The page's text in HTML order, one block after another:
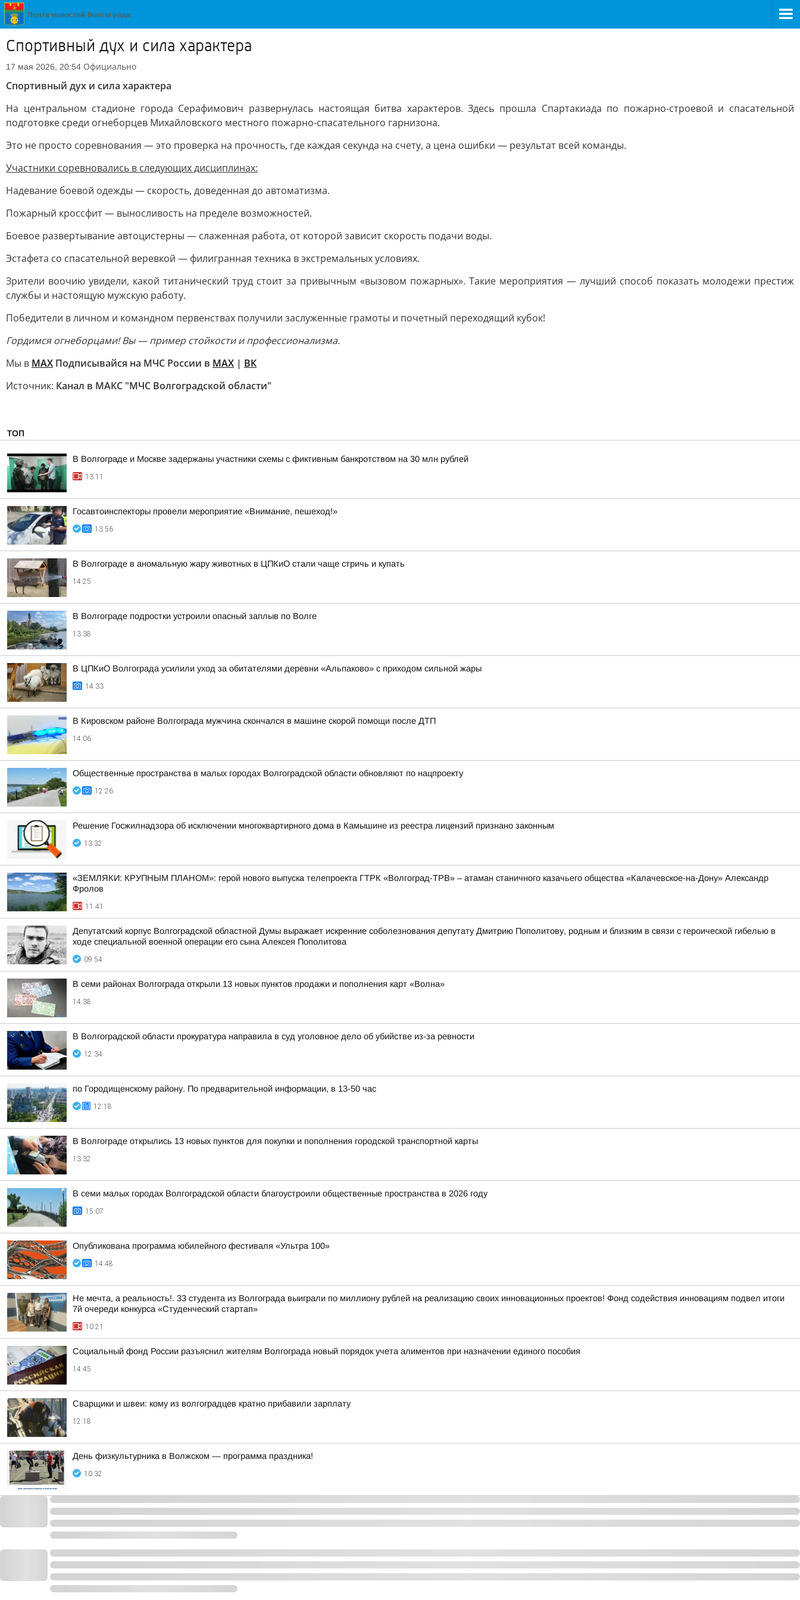
Спортивный дух и сила характера
17 мая 2026, 20:54 Официально
Спортивный дух и сила характера
На центральном стадионе города Серафимович развернулась настоящая битва характеров. Здесь прошла Спартакиада по пожарно-строевой и спасательной
подготовке среди огнеборцев Михайловского местного пожарно-спасательного гарнизона.
Это не просто соревнования — это проверка на прочность, где каждая секунда на счету, а цена ошибки — результат всей команды.
Участники соревновались в следующих дисциплинах:
Надевание боевой одежды — скорость, доведенная до автоматизма.
Пожарный кроссфит — выносливость на пределе возможностей.
Боевое развертывание автоцистерны — слаженная работа, от которой зависит скорость подачи воды.
Эстафета со спасательной веревкой — филигранная техника в экстремальных условиях.
Зрители воочию увидели, какой титанический труд стоит за привычным «вызовом пожарных». Такие мероприятия — лучший способ показать молодежи престиж
службы и настоящую мужскую работу.
Победители в личном и командном первенствах получили заслуженные грамоты и почетный переходящий кубок!
Гордимся огнеборцами! Вы — пример стойкости и профессионализма.
Мы в МАХ Подписывайся на МЧС России в MAX | ВК
Источник: Канал в МАКС "МЧС Волгоградской области"
ТОП
В Волгограде и Москве задержаны участники схемы с фиктивным банкротством на 30 млн рублей
13:11
Госавтоинспекторы провели мероприятие «Внимание, пешеход!»
13:56
В Волгограде в аномальную жару животных в ЦПКиО стали чаще стричь и купать
14:25
В Волгограде подростки устроили опасный заплыв по Волге
13:38
В ЦПКиО Волгограда усилили уход за обитателями деревни «Альпаково» с приходом сильной жары
14:33
В Кировском районе Волгограда мужчина скончался в машине скорой помощи после ДТП
14:06
Общественные пространства в малых городах Волгоградской области обновляют по нацпроекту
12:26
Решение Госжилнадзора об исключении многоквартирного дома в Камышине из реестра лицензий признано законным
13:32
«ЗЕМЛЯКИ: КРУПНЫМ ПЛАНОМ»: герой нового выпуска телепроекта ГТРК «Волгоград-ТРВ» – атаман станичного казачьего общества «Калачевское-на-Дону» Александр
Фролов
11:41
Депутатский корпус Волгоградской областной Думы выражает искренние соболезнования депутату Дмитрию Пополитову, родным и близким в связи с героической гибелью в
ходе специальной военной операции его сына Алексея Пополитова
09:54
В семи районах Волгограда открыли 13 новых пунктов продажи и пополнения карт «Волна»
14:38
В Волгоградской области прокуратура направила в суд уголовное дело об убийстве из-за ревности
12:34
по Городищенскому району. По предварительной информации, в 13-50 час
12:18
В Волгограде открылись 13 новых пунктов для покупки и пополнения городской транспортной карты
13:32
В семи малых городах Волгоградской области благоустроили общественные пространства в 2026 году
15:07
Опубликована программа юбилейного фестиваля «Ультра 100»
14:48
Не мечта, а реальность!. 33 студента из Волгограда выиграли по миллиону рублей на реализацию своих инновационных проектов! Фонд содействия инновациям подвел итоги
7й очереди конкурса «Студенческий стартап»
10:21
Социальный фонд России разъяснил жителям Волгограда новый порядок учета алиментов при назначении единого пособия
14:45
Сварщики и швеи: кому из волгоградцев кратно прибавили зарплату
12:18
День физкультурника в Волжском — программа праздника!
10:32